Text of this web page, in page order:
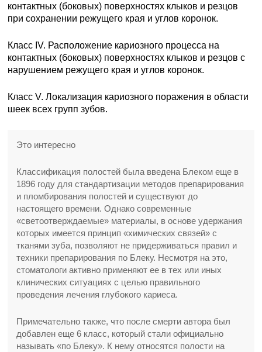
контактных (боковых) поверхностях клыков и резцов
при сохранении режущего края и углов коронок.
Класс IV. Расположение кариозного процесса на
контактных (боковых) поверхностях клыков и резцов с
нарушением режущего края и углов коронок.
Класс V. Локализация кариозного поражения в области
шеек всех групп зубов.
Это интересно
Классификация полостей была введена Блеком еще в
1896 году для стандартизации методов препарирования
и пломбирования полостей и существуют до
настоящего времени. Однако современные
«светоотверждаемые» материалы, в основе удержания
которых имеется принцип «химических связей» с
тканями зуба, позволяют не придерживаться правил и
техники препарирования по Блеку. Несмотря на это,
стоматологи активно применяют ее в тех или иных
клинических ситуациях с целью правильного
проведения лечения глубокого кариеса.
Примечательно также, что после смерти автора был
добавлен еще 6 класс, который стали официально
называть «по Блеку». К нему относятся полости на